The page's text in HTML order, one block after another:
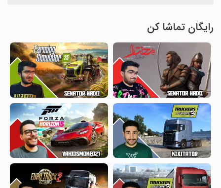
رایگان تماشا کن